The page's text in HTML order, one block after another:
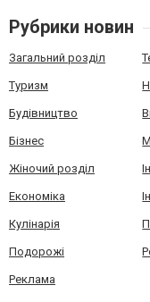
Рубрики новин
Загальний розділ
Туризм
Будівництво
Бізнес
Жіночий розділ
Економіка
Кулінарія
Подорожі
Реклама